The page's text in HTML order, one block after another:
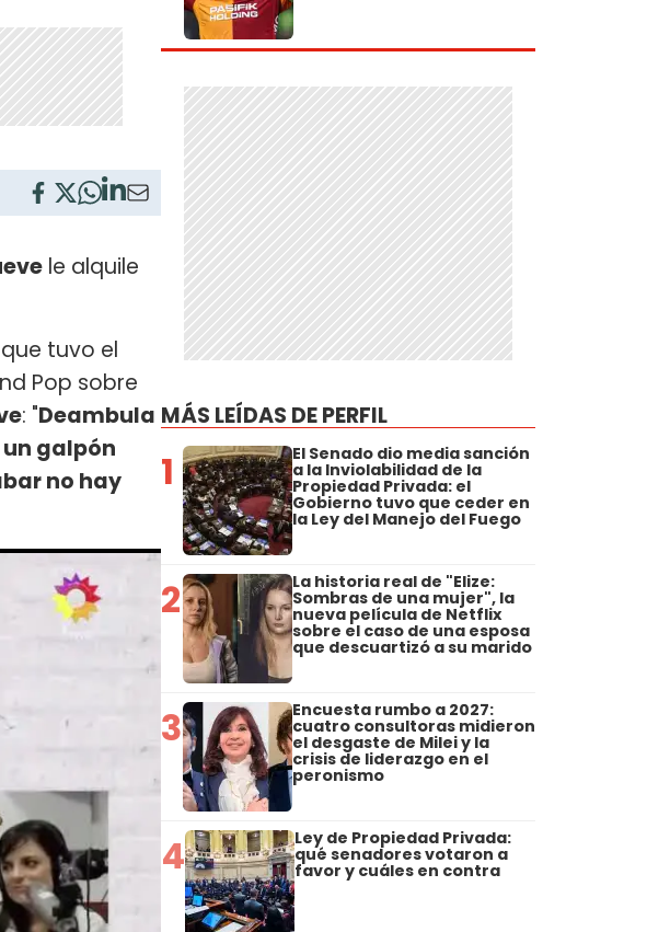
le alquile
tuvo el
Pop sobre
: "Deambula
galpón
no hay
MÁS LEÍDAS DE PERFIL
1 El Senado dio media sanción
a la Inviolabilidad de la
Propiedad Privada: el
Gobierno tuvo que ceder en
la Ley del Manejo del Fuego
2 La historia real de "Elize:
Sombras de una mujer", la
nueva película de Netflix
sobre el caso de una esposa
que descuartizó a su marido
3 Encuesta rumbo a 2027:
cuatro consultoras midieron
el desgaste de Milei y la
crisis de liderazgo en el
peronismo
4 Ley de Propiedad Privada:
qué senadores votaron a
favor y cuáles en contra